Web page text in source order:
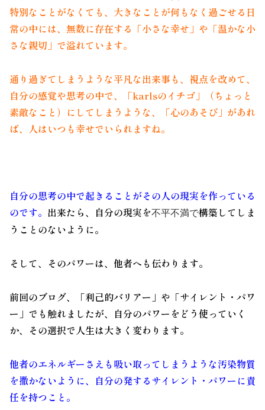
特別なことがなくても、大きなことが何もなく過ごせる日
常の中には、 無数に存在する「小さな幸せ」や「温かな小
さな親切」で溢れています。
通り過ぎてしまうような平凡な出来事も、視点を改めて、
自分の感覚や思考の中で、「karlsのイチゴ」（ちょっと
素敵なこと）にしてしまうような、「心のあそび」があれ
ば、人はいつも幸せでいられますね。
自分の思考の中で起きることがその人の現実を作っている
のです。 出来たら、自分の現実を不平不満で構築してしま
うことのないように。
そして、そのパワーは、他者へも伝わります。
前回のブログ、「利己的バリアー」や「サイレント・パワ
ー」でも触れましたが、自分のパワーをどう使っていく
か、その選択で人生は大きく変わります。
他者のエネルギーさえも吸い取ってしまうような汚染物質
を撒かないように、自分の発するサイレント・パワーに責
任を持つこと。